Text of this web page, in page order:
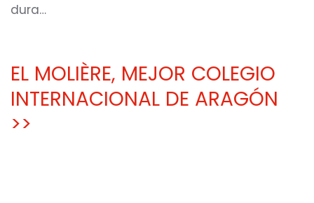
dura…
EL MOLIÈRE, MEJOR COLEGIO
INTERNACIONAL DE ARAGÓN
>>